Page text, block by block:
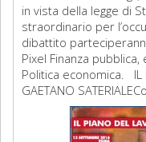
in vista della legge di
straordinario per
dibattito
Pixel Finanza
Politica economica. IL
GAETANO